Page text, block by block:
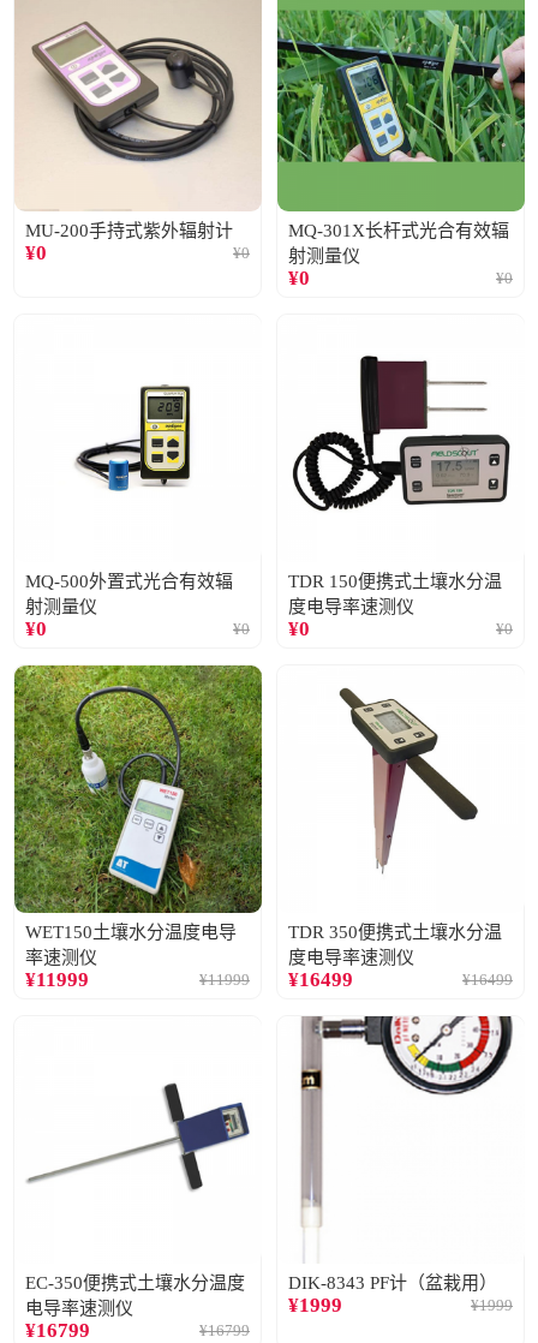
MU-200手持式紫外辐射计
¥0 ¥0
MQ-301X长杆式光合有效辐
射测量仪
¥0 ¥0
MQ-500外置式光合有效辐
射测量仪
¥0 ¥0
TDR 150便携式土壤水分温
度电导率速测仪
¥0 ¥0
WET150土壤水分温度电导
率速测仪
¥11999 ¥11999
TDR 350便携式土壤水分温
度电导率速测仪
¥16499 ¥16499
EC-350便携式土壤水分温度
电导率速测仪
¥16799 ¥16799
DIK-8343 PF计（盆栽用）
¥1999 ¥1999